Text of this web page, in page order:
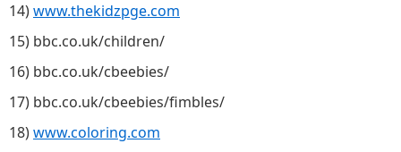
14)www.thekidzpge.com
15) bbc.co.uk/children/
16) bbc.co.uk/cbeebies/
17) bbc.co.uk/cbeebies/fimbles/
18)www.coloring.com